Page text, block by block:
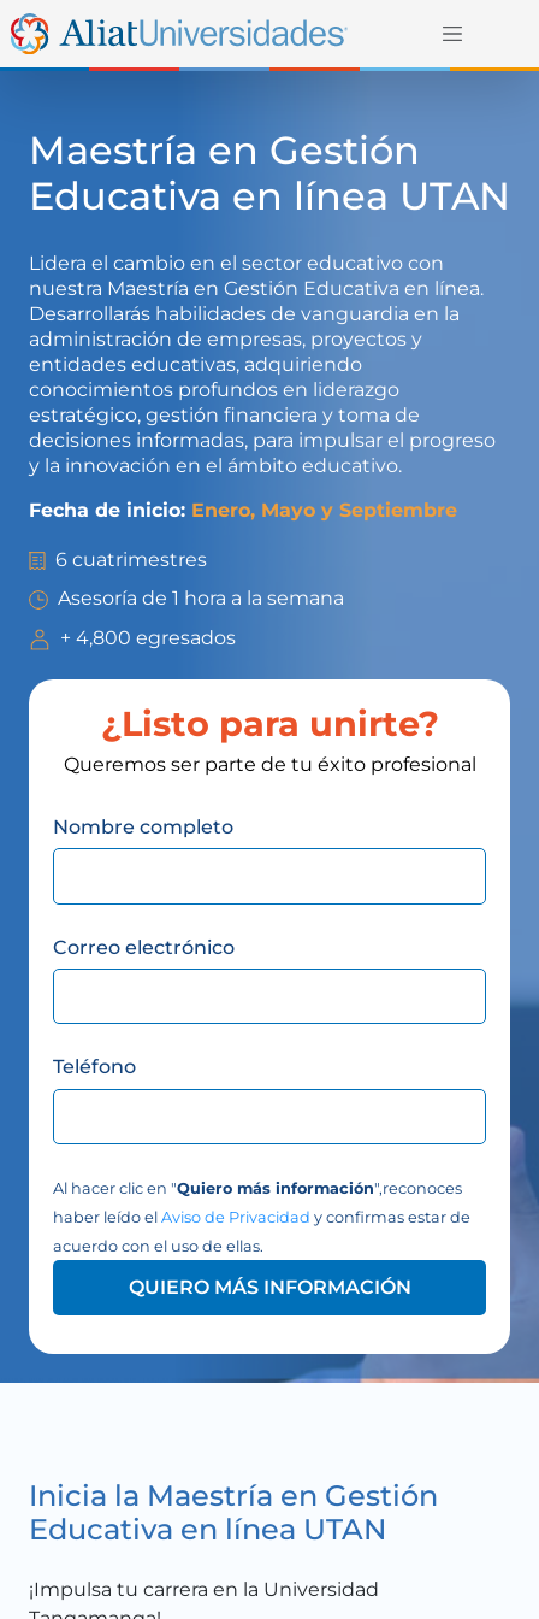
Maestría en Gestión
Educativa en línea UTAN
Lidera el cambio en el sector educativo con
nuestra Maestría en Gestión Educativa en línea.
Desarrollarás habilidades de vanguardia en la
administración de empresas, proyectos y
entidades educativas, adquiriendo
conocimientos profundos en liderazgo
estratégico, gestión financiera y toma de
decisiones informadas, para impulsar el progreso
y la innovación en el ámbito educativo.
Fecha de inicio: Enero, Mayo y Septiembre
6 cuatrimestres
Asesoría de 1 hora a la semana
+ 4,800 egresados
¿Listo para unirte?
Queremos ser parte de tu éxito profesional
Nombre completo
Correo electrónico
Teléfono
Al hacer clic en "Quiero más información",reconoces
haber leído el Aviso de Privacidad y confirmas estar de
acuerdo con el uso de ellas.
QUIERO MÁS INFORMACIÓN
Inicia la Maestría en Gestión
Educativa en línea UTAN
¡Impulsa tu carrera en la Universidad